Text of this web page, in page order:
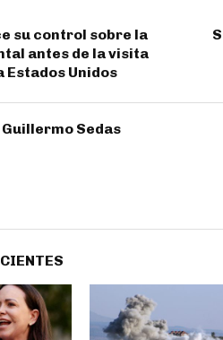
su control sobre la
antes de la visita
Estados Unidos
Guillermo Sedas